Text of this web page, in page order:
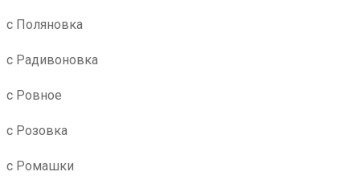
с Поляновка
с Радивоновка
с Ровное
с Розовка
с Ромашки